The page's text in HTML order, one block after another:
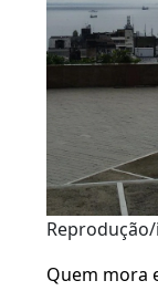
Quem mora